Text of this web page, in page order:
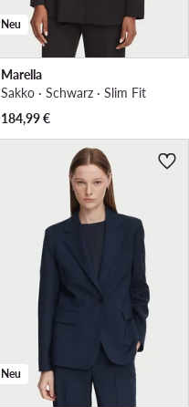
Neu
Marella
Sakko · Schwarz · Slim Fit
184,99€
Neu